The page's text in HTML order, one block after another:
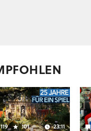
101 23:11